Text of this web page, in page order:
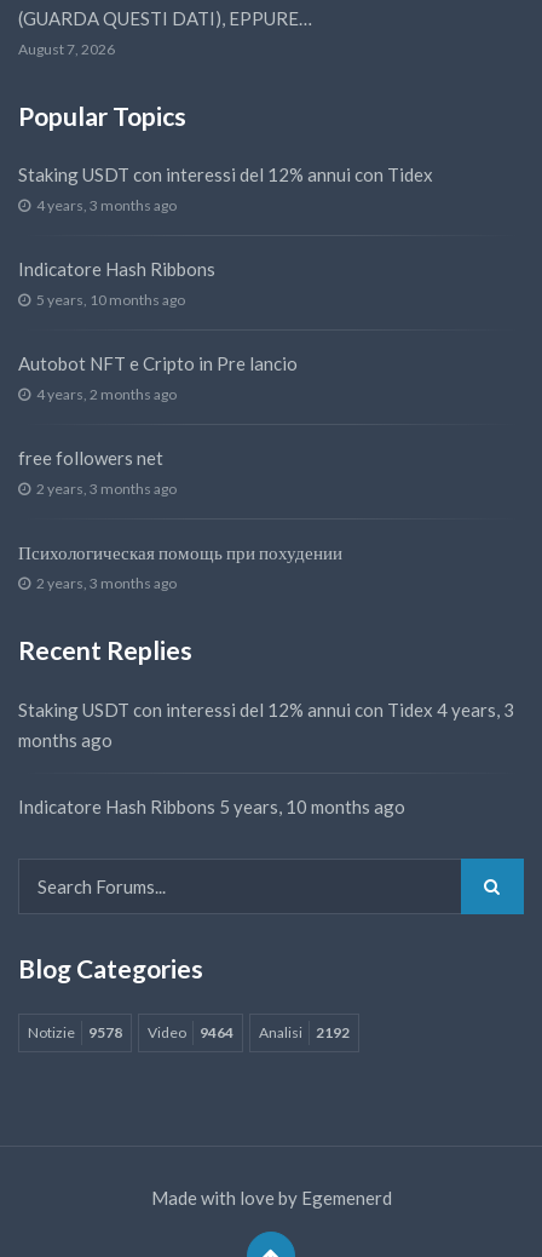
(GUARDA QUESTI DATI), EPPURE…
August 7, 2026
Popular Topics
Staking USDT con interessi del 12% annui con Tidex
4 years, 3 months ago
Indicatore Hash Ribbons
5 years, 10 months ago
Autobot NFT e Cripto in Pre lancio
4 years, 2 months ago
free followers net
2 years, 3 months ago
Психологическая помощь при похудении
2 years, 3 months ago
Recent Replies
Staking USDT con interessi del 12% annui con Tidex 4 years, 3
months ago
Indicatore Hash Ribbons 5 years, 10 months ago
Blog Categories
Notizie 9578 Video 9464 Analisi 2192
Made with love by Egemenerd